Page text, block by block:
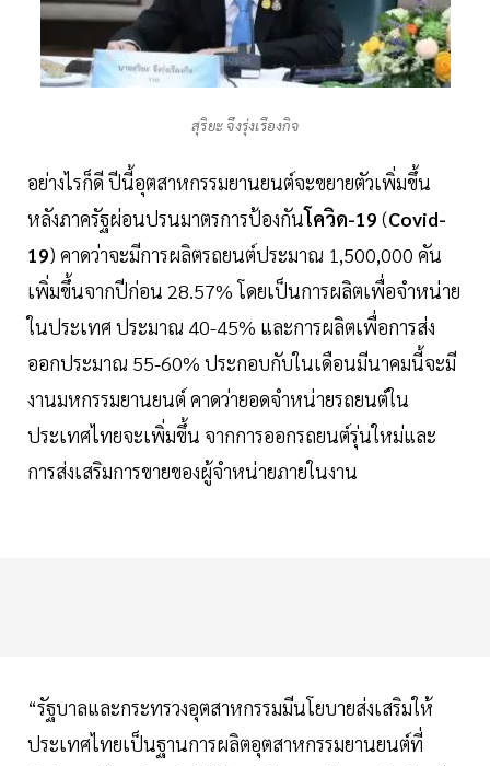
สุริยะ จึงรุ่งเรืองกิจ
อย่างไรก็ดี ปีนี้อุตสาหกรรมยานยนต์จะขยายตัวเพิ่มขึ้น
หลังภาครัฐผ่อนปรนมาตรการป้องกันโควิด-19 (Covid-
19) คาดว่าจะมีการผลิตรถยนต์ประมาณ 1,500,000 คัน
เพิ่มขึ้นจากปีก่อน 28.57% โดยเป็นการผลิตเพื่อจำหน่าย
ในประเทศ ประมาณ 40-45% และการผลิตเพื่อการส่ง
ออกประมาณ 55-60% ประกอบกับในเดือนมีนาคมนี้จะมี
งานมหกรรมยานยนต์ คาดว่ายอดจำหน่ายรถยนต์ใน
ประเทศไทยจะเพิ่มขึ้น จากการออกรถยนต์รุ่นใหม่และ
การส่งเสริมการขายของผู้จำหน่ายภายในงาน
“รัฐบาลและกระทรวงอุตสาหกรรมมีนโยบายส่งเสริมให้
ประเทศไทยเป็นฐานการผลิตอุตสาหกรรมยานยนต์ที่